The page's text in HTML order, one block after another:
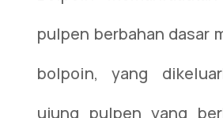
pulpen berbahan dasar
bolpoin, yang
ujung pulpen yang